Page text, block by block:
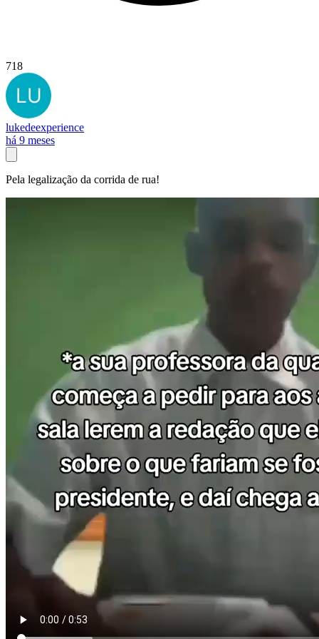
718
lukedeexperience
há 9 meses
Pela legalização da corrida de rua!